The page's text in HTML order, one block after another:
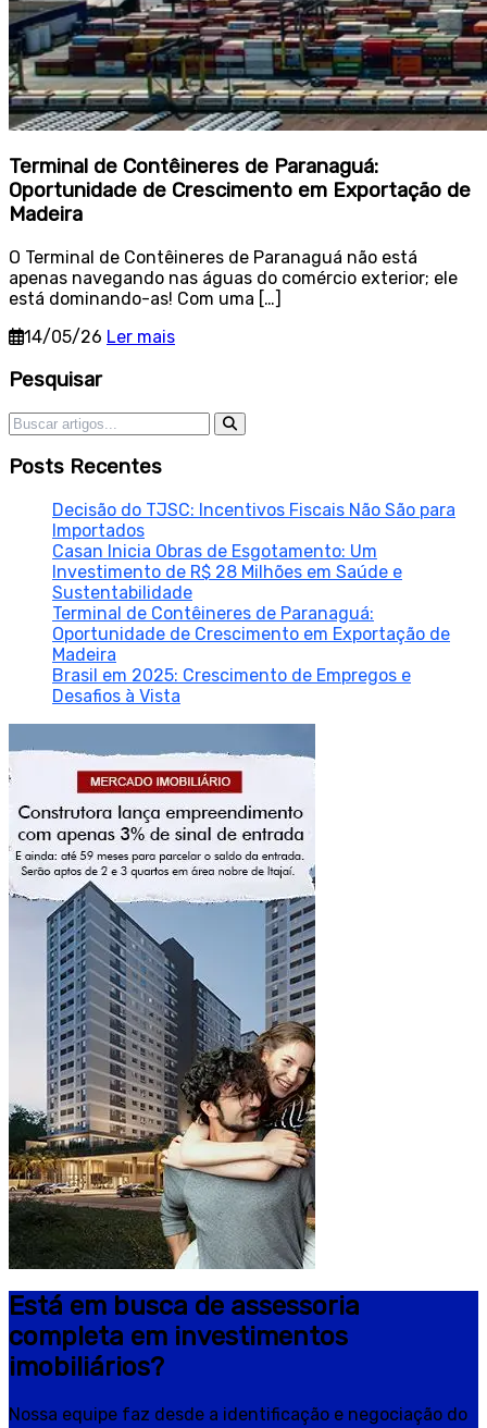
Terminal de Contêineres de Paranaguá:
Oportunidade de Crescimento em Exportação de
Madeira
O Terminal de Contêineres de Paranaguá não está
apenas navegando nas águas do comércio exterior; ele
está dominando-as! Com uma […]
14/05/26 Ler mais
Sidebar
Pesquisar
Pesquisar por:
Posts Recentes
Decisão do TJSC: Incentivos Fiscais Não São para
Importados
Casan Inicia Obras de Esgotamento: Um
Investimento de R$ 28 Milhões em Saúde e
Sustentabilidade
Terminal de Contêineres de Paranaguá:
Oportunidade de Crescimento em Exportação de
Madeira
Brasil em 2025: Crescimento de Empregos e
Desafios à Vista
Está em busca de assessoria
completa em investimentos
imobiliários?
Nossa equipe faz desde a identificação e negociação do